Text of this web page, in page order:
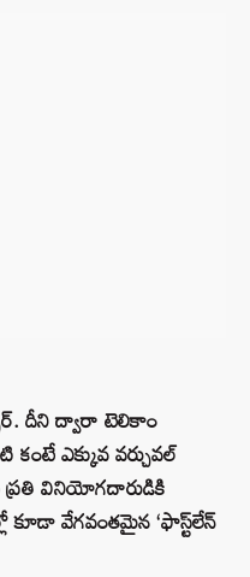
దీని ద్వారా టెలికాం
కంటే ఎక్కువ వర్చువల్
ప్రతి వినియోగదారుడికి
కూడా వేగవంతమైన ‘ఫాస్ట్‌లేన్